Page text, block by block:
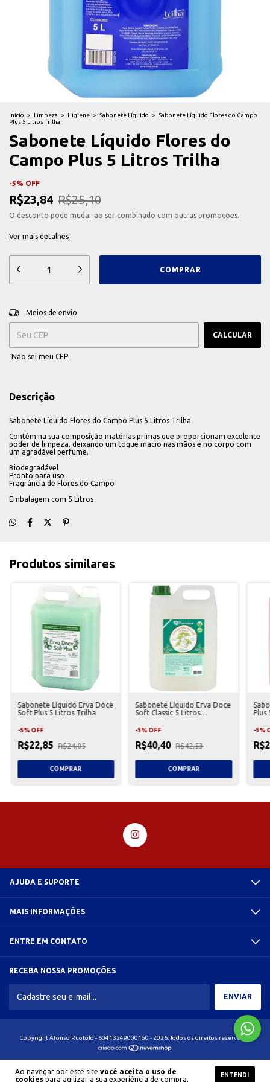
Ao navegar por este site você aceita o uso de
cookies para agilizar a sua experiência de compra.
ENTENDI
Início > Limpeza > Higiene > Sabonete Líquido > Sabonete Líquido Flores do Campo
Plus 5 Litros Trilha
Sabonete Líquido Flores do
Campo Plus 5 Litros Trilha
-5% OFF
R$23,84 R$25,10
O desconto pode mudar ao ser combinado com outras promoções.
Ver mais detalhes
Entregas para o CEP:
Meios de envio
CALCULAR
Não sei meu CEP
Descrição
Sabonete Líquido Flores do Campo Plus 5 Litros Trilha
Contém na sua composição matérias primas que proporcionam excelente
poder de limpeza, deixando um toque macio nas mãos e no corpo com
um agradável perfume.
Biodegradável
Pronto para uso
Fragrância de Flores do Campo
Embalagem com 5 Litros
Produtos similares
Sabonete Líquido Erva Doce
Soft Plus 5 Litros Trilha
-5%OFF
R$22,85 R$24,05
Sabonete Líquido Erva Doce
Soft Classic 5 Litros
-5%OFF
R$40,40 R$42,53
Plus
-5%
AJUDA E SUPORTE
MAIS INFORMAÇÕES
ENTRE EM CONTATO
RECEBA NOSSA PROMOÇÕES
Copyright Afonso Ruotolo - 60413249000150 - 2026. Todos os direitos reservados.